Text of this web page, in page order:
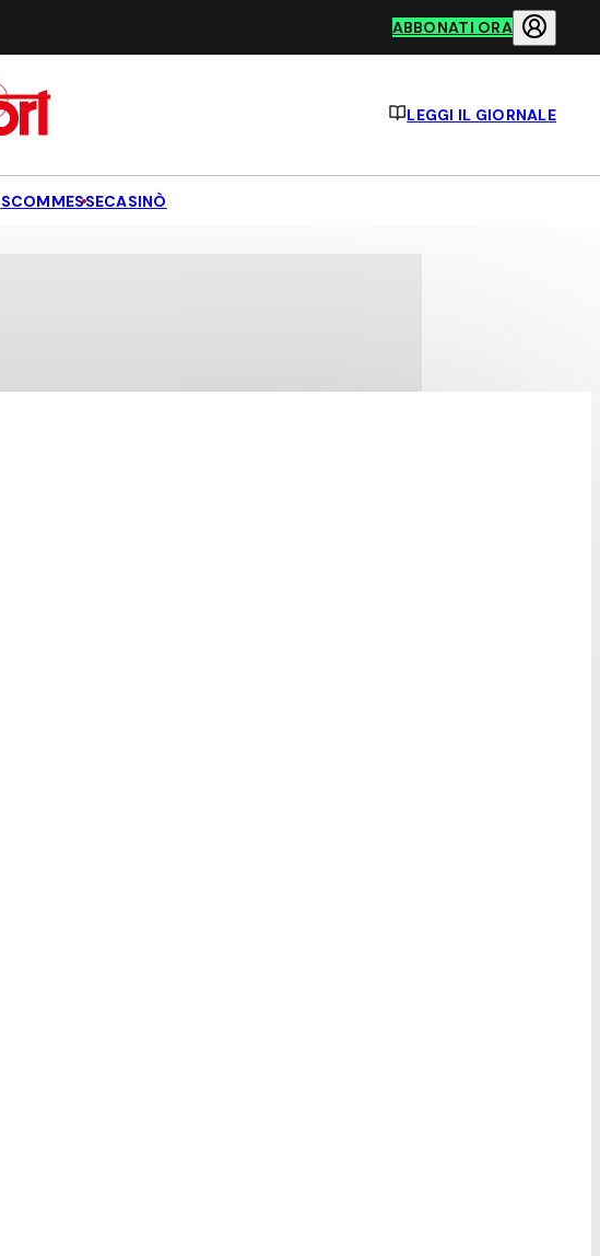
ABBONATI ORA
LEGGI IL GIORNALE
SCOMMESSECASINÒ